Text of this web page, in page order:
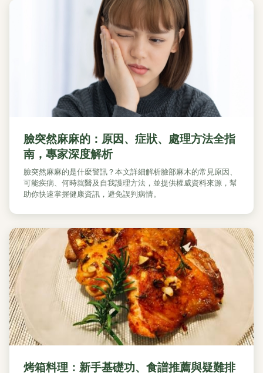
臉突然麻麻的：原因、症狀、處理方法全指
南，專家深度解析
臉突然麻麻的是什麼警訊？本文詳細解析臉部麻木的常見原因、
可能疾病、何時就醫及自我護理方法，並提供權威資料來源，幫
助你快速掌握健康資訊，避免誤判病情。
烤箱料理：新手基礎功、食譜推薦與疑難排